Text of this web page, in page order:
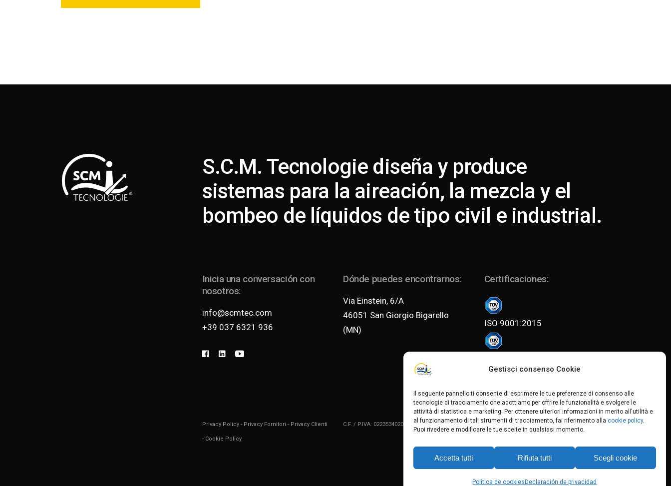
Gestisci consenso Cookie
Il seguente pannello ti consente di esprimere le tue preferenze di consenso alle
tecnologie di tracciamento che adottiamo per offrire le funzionalità e svolgere le
attività di statistica e marketing. Per ottenere ulteriori informazioni in merito all'utilità e
al funzionamento di tali strumenti di tracciamento, fai riferimento alla cookie policy.
Puoi rivedere e modificare le tue scelte in qualsiasi momento.
Accetta tutti Rifiuta tutti Scegli cookie
Política de cookies Declaración de privacidad
S.C.M. Tecnologie diseña y produce
sistemas para la aireación, la mezcla y el
bombeo de líquidos de tipo civil e industrial.
Inicia una conversación con
nosotros:
info@scmtec.com
+39 037 6321 936
Dónde puedes encontrarnos:
Via Einstein, 6/A
46051 San Giorgio Bigarello
(MN)
Certificaciones:
ISO 9001:2015
Politica per la qualità e l'ambiente
Privacy Policy- Privacy Fornitori - Privacy Clienti
- Cookie Policy
C.F. / P.IVA: 02235340201 _ REA MN-235704 Cap.soc. € 80.000,00 i.v.